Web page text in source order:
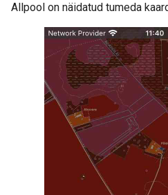
Allpool on näidatud tumeda